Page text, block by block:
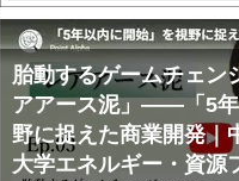
胎動するゲームチェン
アアース泥」――「5年
野に捉えた商業開発｜
大学エネルギー・資源